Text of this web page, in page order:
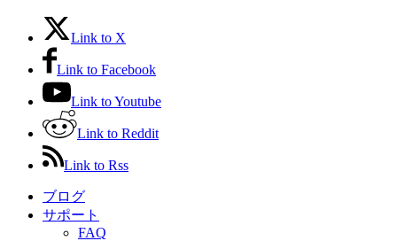
Link to X
Link to Facebook
Link to Youtube
Link to Reddit
Link to Rss
ブログ
サポート
FAQ